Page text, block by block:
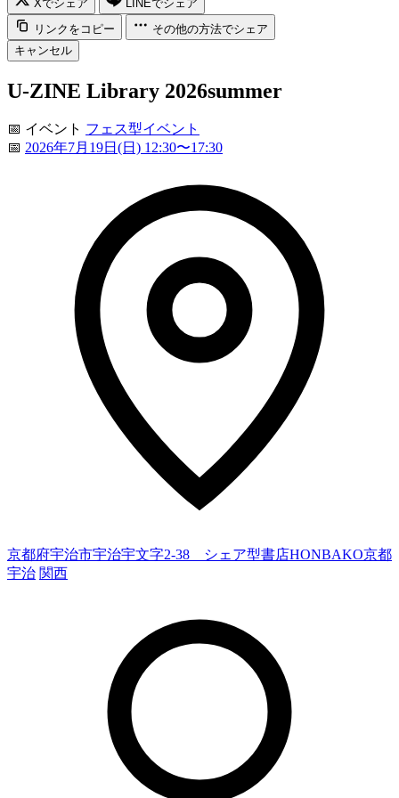
Xでシェア
LINEでシェア
リンクをコピー
その他の方法でシェア
キャンセル
U-ZINE Library 2026summer
📅 イベント フェス型イベント
📅 2026年7月19日(日) 12:30〜17:30
京都府宇治市宇治宇文字2-38 シェア型書店HONBAKO京都
宇治 関西